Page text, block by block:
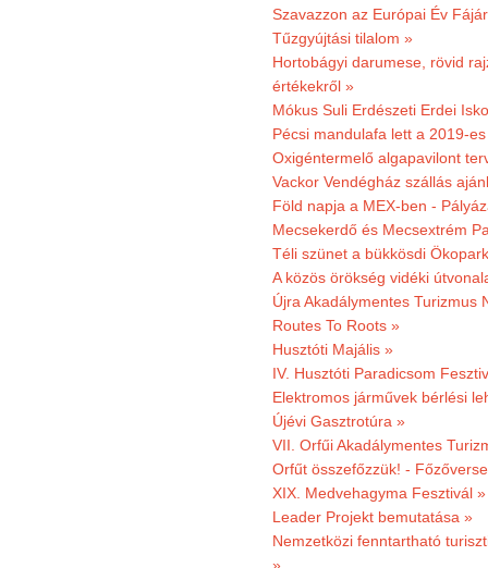
Szavazzon az Európai Év
Tűzgyújtási tilalom »
Hortobágyi darumese, rövid
értékekről »
Mókus Suli Erdészeti Erdei
Pécsi mandulafa lett a 2019-
Oxigéntermelő algapavilont
Vackor Vendégház szállás
Föld napja a MEX-ben -
Mecsekerdő és Mecsextrém
Téli szünet a bükkösdi
A közös örökség vidéki
Újra Akadálymentes Turizmus
Routes To Roots »
Husztóti Majális »
IV. Husztóti Paradicsom
Elektromos járművek bérlési
Újévi Gasztrotúra »
VII. Orfűi Akadálymentes
Orfűt összefőzzük! -
XIX. Medvehagyma Fesztivál »
Leader Projekt bemutatása »
Nemzetközi fenntartható